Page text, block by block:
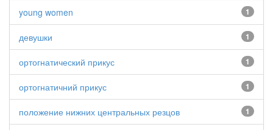
1
young women
1
девушки
1
ортогнатический прикус
1
ортогнатичний прикус
1
положение нижних центральных резцов